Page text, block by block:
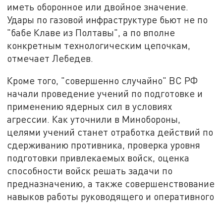
иметь оборонное или двойное значение.
Удары по газовой инфраструктуре бьют не по
"бабе Клаве из Полтавы", а по вполне
конкретным технологическим цепочкам,
отмечает Лебедев.
Кроме того, "совершенно случайно" ВС РФ
начали проведение учений по подготовке и
применению ядерных сил в условиях
агрессии. Как уточнили в Минобороны,
целями учений станет отработка действий по
сдерживанию противника, проверка уровня
подготовки привлекаемых войск, оценка
способности войск решать задачи по
предназначению, а также совершенствование
навыков работы руководящего и оперативного